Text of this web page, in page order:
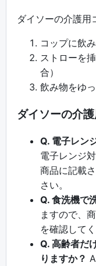
ダイソーの介護用
コップに飲
ストローを
合）
飲み物をゆ
ダイソーの介
Q. 電子レン
電子レンジ
商品に記載
さい。
Q. 食洗機で
ますので、
を確認してく
Q. 高齢者だ
りますか？